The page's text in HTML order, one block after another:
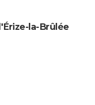
la-Brûlée